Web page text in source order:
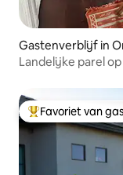
Gastenverblijf in
Landelijke parel
Topfavoriet van
Favoriet van